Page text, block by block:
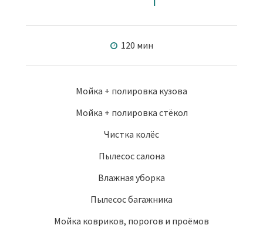
120 мин
Мойка + полировка кузова
Мойка + полировка стёкол
Чистка колёс
Пылесос салона
Влажная уборка
Пылесос багажника
Мойка ковриков, порогов и проёмов